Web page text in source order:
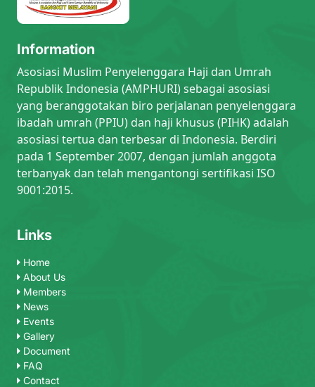
Information
Asosiasi Muslim Penyelenggara Haji dan Umrah
Republik Indonesia (AMPHURI) sebagai asosiasi
yang beranggotakan biro perjalanan penyelenggara
ibadah umrah (PPIU) dan haji khusus (PIHK) adalah
asosiasi tertua dan terbesar di Indonesia. Berdiri
pada 1 September 2007, dengan jumlah anggota
terbanyak dan telah mengantongi sertifikasi ISO
9001:2015.
Links
Home
About Us
Members
News
Events
Gallery
Document
FAQ
Contact